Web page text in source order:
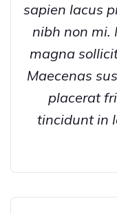
sapien lacus
nibh non mi.
magna
Maecenas
placerat
tincidunt in